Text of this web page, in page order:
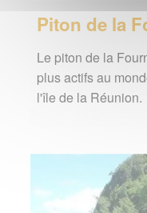
Piton de la
Le piton de la
plus actifs au
l'île de la Réunion.